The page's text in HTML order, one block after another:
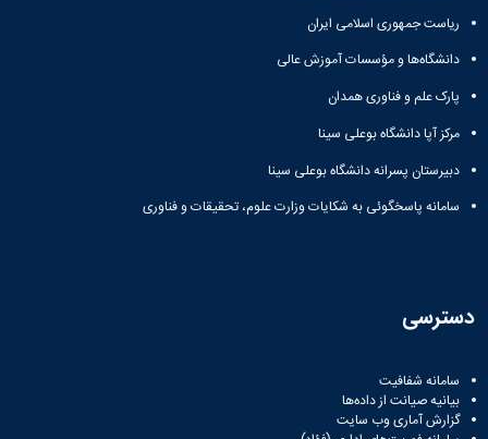
ریاست جمهوری اسلامی ایران
دانشگاه‌ها و مؤسسات آموزش عالی
پارک علم و فناوری همدان
مرکز آپا دانشگاه بوعلی سینا
دبیرستان پسرانه دانشگاه بوعلی سینا
سامانه پاسخگوئی به شکایات وزارت علوم، تحقیقات و فناوری
دسترسی
سامانه شفافیت
بیانیه صیانت از داده‌ها
گزارش آماری وب‌ سایت